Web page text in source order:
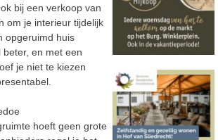
bij een verkoop van
om je interieur tijdelijk
opgeruimd huis
en met een
je niet te kiezen
hoeft geen grote